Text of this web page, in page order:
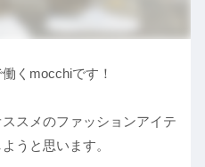
くmocchiです！
スメのファッションアイテ
うと思います。